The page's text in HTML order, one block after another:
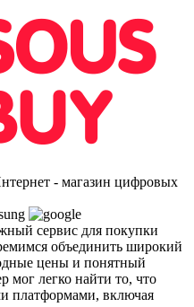
- магазин цифровых
сервис для покупки
объединить широкий
цены и понятный
мог легко найти то, что
платформами, включая